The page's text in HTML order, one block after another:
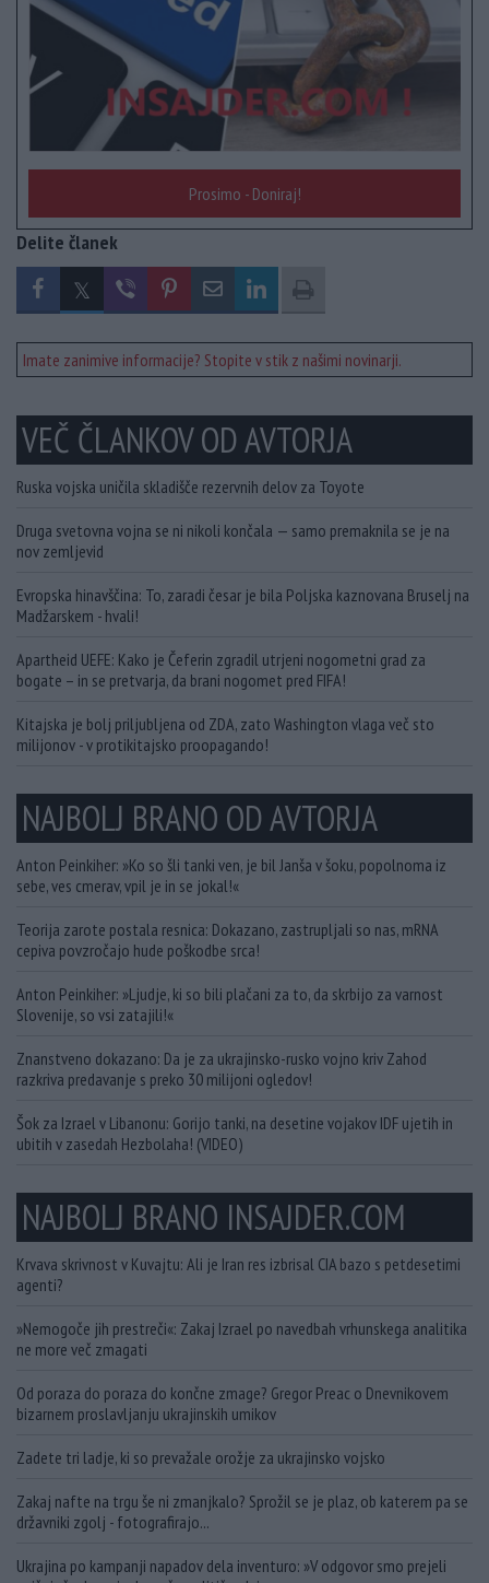
Prosimo - Doniraj!
Delite članek
Imate zanimive informacije? Stopite v stik z našimi novinarji.
VEČ ČLANKOV OD AVTORJA
Ruska vojska uničila skladišče rezervnih delov za Toyote
Druga svetovna vojna se ni nikoli končala — samo premaknila se je na
nov zemljevid
Evropska hinavščina: To, zaradi česar je bila Poljska kaznovana Bruselj na
Madžarskem - hvali!
Apartheid UEFE: Kako je Čeferin zgradil utrjeni nogometni grad za
bogate – in se pretvarja, da brani nogomet pred FIFA!
Kitajska je bolj priljubljena od ZDA, zato Washington vlaga več sto
milijonov - v protikitajsko proopagando!
NAJBOLJ BRANO OD AVTORJA
Anton Peinkiher: »Ko so šli tanki ven, je bil Janša v šoku, popolnoma iz
sebe, ves cmerav, vpil je in se jokal!«
Teorija zarote postala resnica: Dokazano, zastrupljali so nas, mRNA
cepiva povzročajo hude poškodbe srca!
Anton Peinkiher: »Ljudje, ki so bili plačani za to, da skrbijo za varnost
Slovenije, so vsi zatajili!«
Znanstveno dokazano: Da je za ukrajinsko-rusko vojno kriv Zahod
razkriva predavanje s preko 30 milijoni ogledov!
Šok za Izrael v Libanonu: Gorijo tanki, na desetine vojakov IDF ujetih in
ubitih v zasedah Hezbolaha! (VIDEO)
NAJBOLJ BRANO INSAJDER.COM
Krvava skrivnost v Kuvajtu: Ali je Iran res izbrisal CIA bazo s petdesetimi
agenti?
»Nemogoče jih prestreči«: Zakaj Izrael po navedbah vrhunskega analitika
ne more več zmagati
Od poraza do poraza do končne zmage? Gregor Preac o Dnevnikovem
bizarnem proslavljanju ukrajinskih umikov
Zadete tri ladje, ki so prevažale orožje za ukrajinsko vojsko
Zakaj nafte na trgu še ni zmanjkalo? Sprožil se je plaz, ob katerem pa se
državniki zgolj - fotografirajo...
Ukrajina po kampanji napadov dela inventuro: »V odgovor smo prejeli